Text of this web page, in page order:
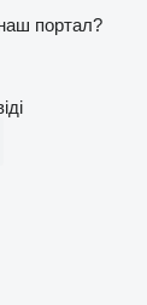
портал?